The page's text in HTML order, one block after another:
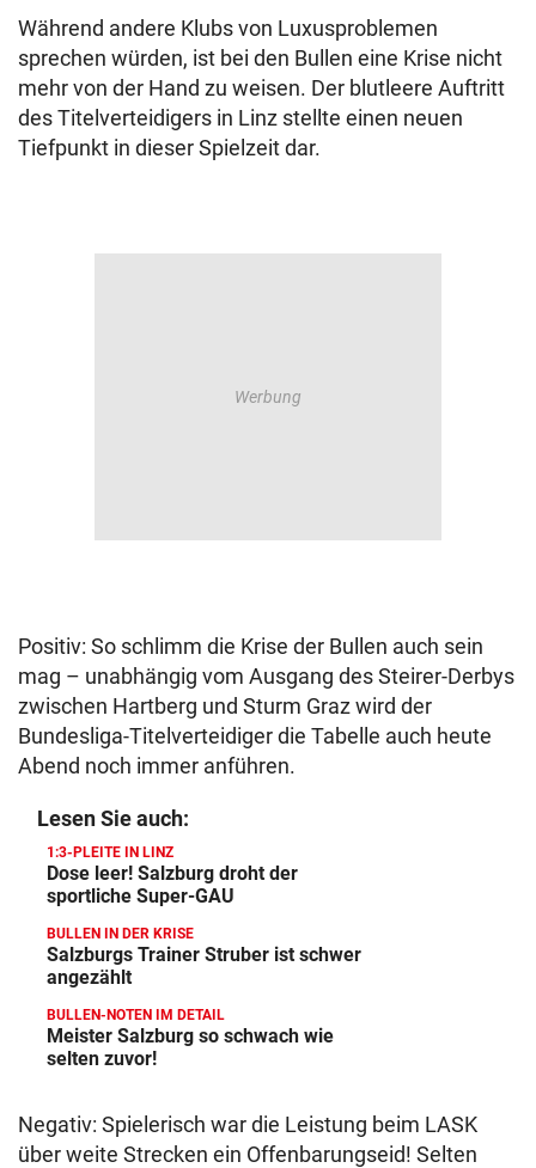
Während andere Klubs von Luxusproblemen
sprechen würden, ist bei den Bullen eine Krise nicht
mehr von der Hand zu weisen. Der blutleere Auftritt
des Titelverteidigers in Linz stellte einen neuen
Tiefpunkt in dieser Spielzeit dar.
Positiv: So schlimm die Krise der Bullen auch sein
mag – unabhängig vom Ausgang des Steirer-Derbys
zwischen Hartberg und Sturm Graz wird der
Bundesliga-Titelverteidiger die Tabelle auch heute
Abend noch immer anführen.
Lesen Sie auch:
1:3-PLEITE IN LINZ
Dose leer! Salzburg droht der
sportliche Super-GAU
BULLEN IN DER KRISE
Salzburgs Trainer Struber ist schwer
angezählt
BULLEN-NOTEN IM DETAIL
Meister Salzburg so schwach wie
selten zuvor!
Negativ: Spielerisch war die Leistung beim LASK
über weite Strecken ein Offenbarungseid! Selten